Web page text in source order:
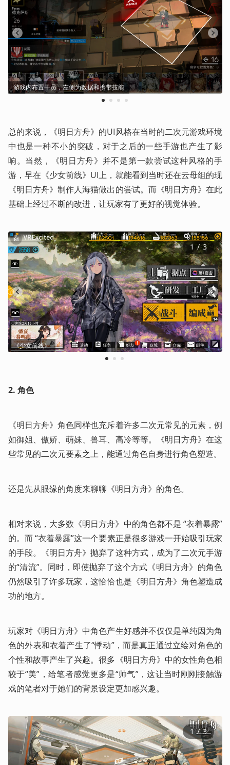
游戏内布置干员，左侧为数据和携带技能
1 2 3 4
总的来说，《明日方舟》的UI风格在当时的二次元游戏环境
中也是一种不小的突破，对于之后的一些手游也产生了影
响。当然，《明日方舟》并不是第一款尝试这种风格的手
游，早在《少女前线》UI上，就能看到当时还在云母组的现
《明日方舟》制作人海猫做出的尝试。而《明日方舟》在此
基础上经过不断的改进，让玩家有了更好的视觉体验。
《少女前线》
1 2 3
1 / 3
2. 角色
《明日方舟》角色同样也充斥着许多二次元常见的元素，例
如御姐、傲娇、萌妹、兽耳、高冷等等。《明日方舟》在这
些常见的二次元要素之上，能通过角色自身进行角色塑造。
还是先从眼缘的角度来聊聊《明日方舟》的角色。
相对来说，大多数《明日方舟》中的角色都不是 “衣着暴露”
的。而 “衣着暴露”这一个要素正是很多游戏一开始吸引玩家
的手段。《明日方舟》抛弃了这种方式，成为了二次元手游
的“清流”。同时，即使抛弃了这个方式《明日方舟》的角色
仍然吸引了许多玩家，这恰恰也是《明日方舟》角色塑造成
功的地方。
玩家对《明日方舟》中角色产生好感并不仅仅是单纯因为角
色的外表和衣着产生了“悸动”，而是真正通过立绘对角色的
个性和故事产生了兴趣。很多《明日方舟》中的女性角色相
较于“美”，给笔者感觉更多是“帅气”，这让当时刚刚接触游
戏的笔者对于她们的背景设定更加感兴趣。
1 / 3